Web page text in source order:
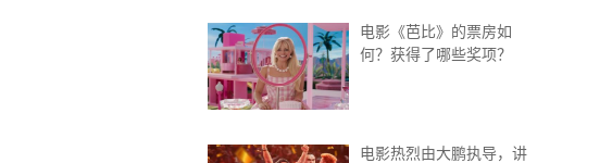
电影《芭比》的票房如
何？获得了哪些奖项？
电影热烈由大鹏执导，讲